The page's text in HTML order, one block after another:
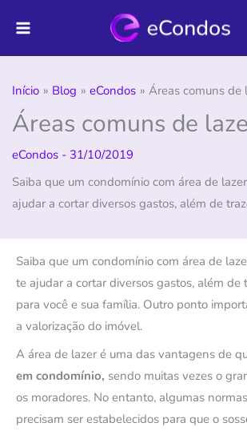
para
o
Início Blog eCondos Áreas comuns de
Áreas comuns de
eCondos - 31/10/2019
Saiba que um condomínio com área de
ajudar a cortar diversos gastos, além de
Saiba que um condomínio com área de
te ajudar a cortar diversos gastos, além de
para você e sua família. Outro ponto
a valorização do imóvel.
A área de lazer é uma das vantagens de
em condomínio, sendo muitas vezes o
os moradores. No entanto, algumas
precisam ser estabelecidos para que o